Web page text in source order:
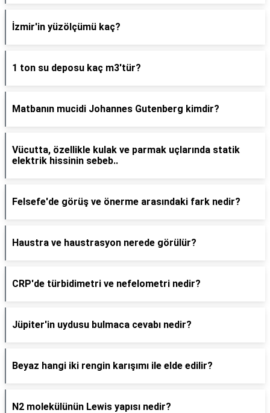
İzmir'in yüzölçümü kaç?
1 ton su deposu kaç m3'tür?
Matbanın mucidi Johannes Gutenberg kimdir?
Vücutta, özellikle kulak ve parmak uçlarında statik
elektrik hissinin sebeb..
Felsefe'de görüş ve önerme arasındaki fark nedir?
Haustra ve haustrasyon nerede görülür?
CRP'de türbidimetri ve nefelometri nedir?
Jüpiter'in uydusu bulmaca cevabı nedir?
Beyaz hangi iki rengin karışımı ile elde edilir?
N2 molekülünün Lewis yapısı nedir?